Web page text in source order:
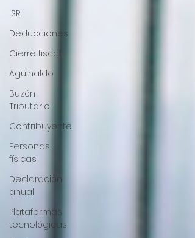
ISR
Deducciones
Cierre fiscal
Aguinaldo
Buzón
Tributario
Contribuyente
Personas
físicas
Declaración
anual
Plataformas
tecnológicas